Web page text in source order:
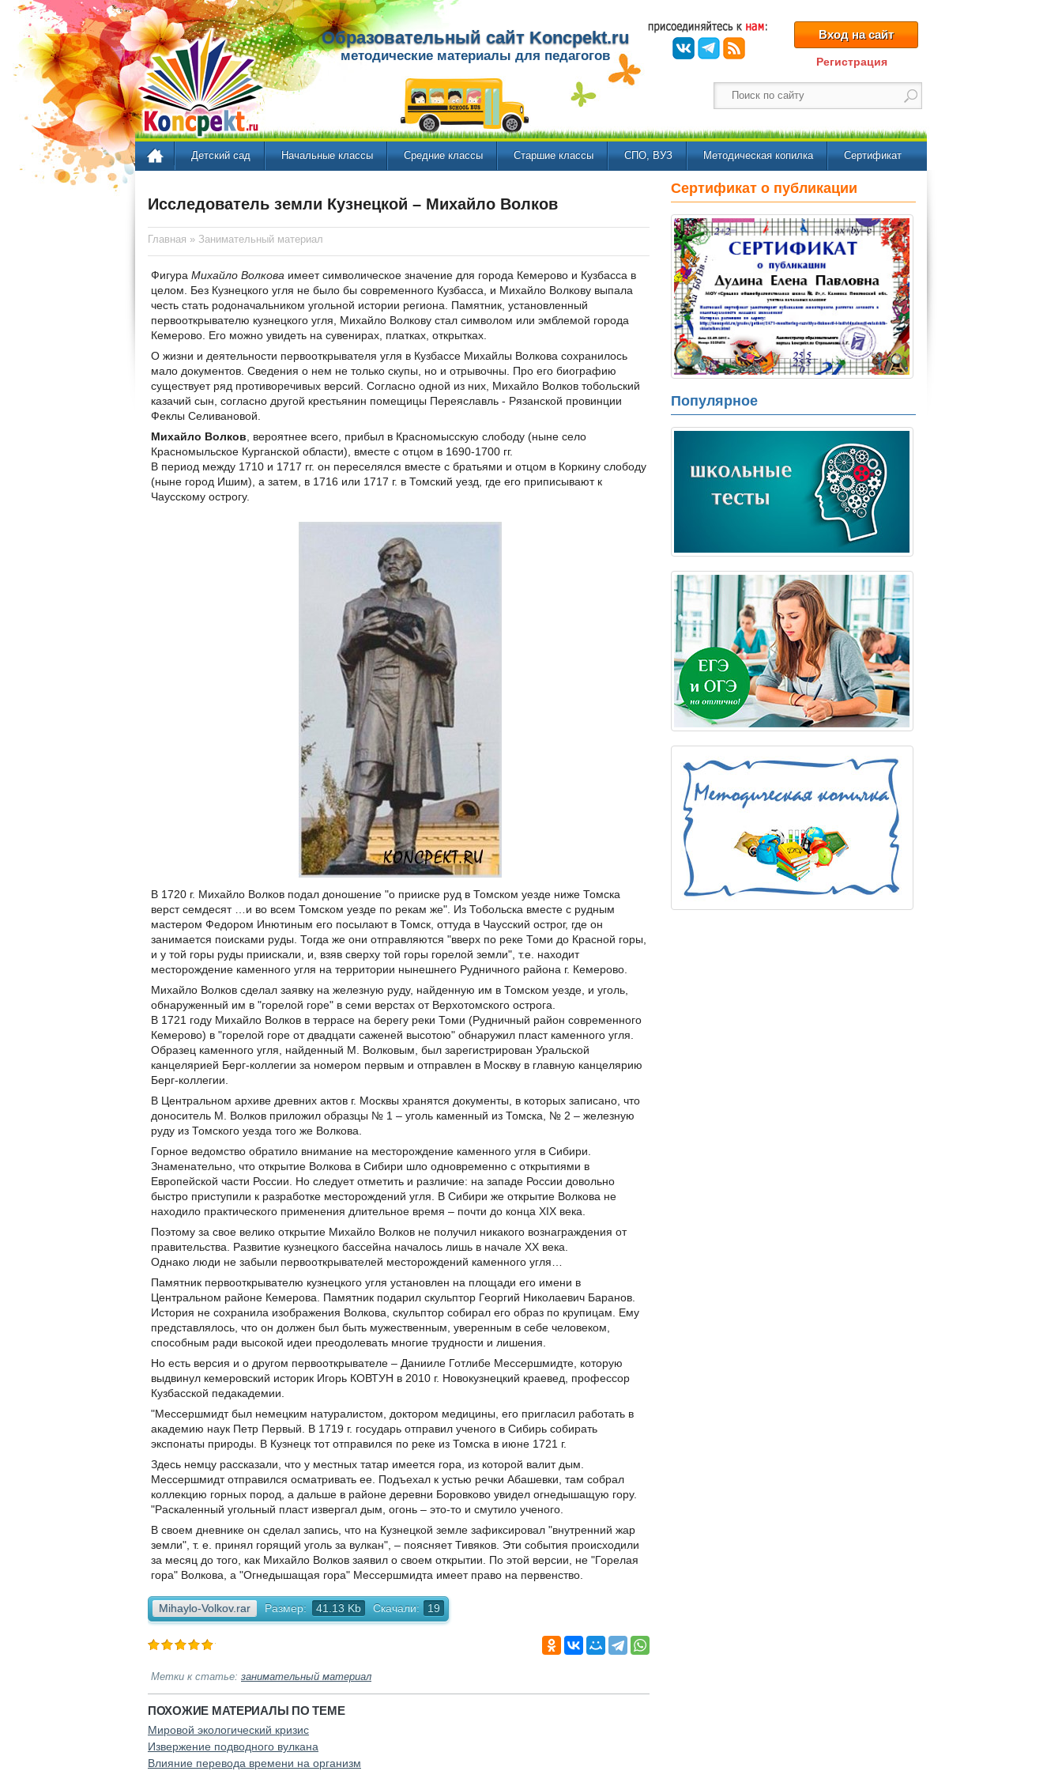
Образовательный сайт Koncpekt.ru
методические материалы для педагогов
Вход на сайт
Регистрация
Детский сад Начальные классы Средние классы Старшие классы СПО, ВУЗ Методическая копилка Сертификат
Исследователь земли Кузнецкой – Михайло Волков
Главная » Занимательный материал
Фигура Михайло Волкова имеет символическое значение для города Кемерово и Кузбасса в
целом. Без Кузнецкого угля не было бы современного Кузбасса, и Михайло Волкову выпала
честь стать родоначальником угольной истории региона. Памятник, установленный
первооткрывателю кузнецкого угля, Михайло Волкову стал символом или эмблемой города
Кемерово. Его можно увидеть на сувенирах, платках, открытках.
О жизни и деятельности первооткрывателя угля в Кузбассе Михайлы Волкова сохранилось
мало документов. Сведения о нем не только скупы, но и отрывочны. Про его биографию
существует ряд противоречивых версий. Согласно одной из них, Михайло Волков тобольский
казачий сын, согласно другой крестьянин помещицы Переяславль - Рязанской провинции
Феклы Селивановой.
Михайло Волков, вероятнее всего, прибыл в Красномысскую слободу (ныне село
Красномыльское Курганской области), вместе с отцом в 1690-1700 гг.
В период между 1710 и 1717 гг. он переселялся вместе с братьями и отцом в Коркину слободу
(ныне город Ишим), а затем, в 1716 или 1717 г. в Томский уезд, где его приписывают к
Чаусскому острогу.
В 1720 г. Михайло Волков подал доношение "о прииске руд в Томском уезде ниже Томска
верст семдесят …и во всем Томском уезде по рекам же". Из Тобольска вместе с рудным
мастером Федором Инютиным его посылают в Томск, оттуда в Чаусский острог, где он
занимается поисками руды. Тогда же они отправляются "вверх по реке Томи до Красной горы,
и у той горы руды приискали, и, взяв сверху той горы горелой земли", т.е. находит
месторождение каменного угля на территории нынешнего Рудничного района г. Кемерово.
Михайло Волков сделал заявку на железную руду, найденную им в Томском уезде, и уголь,
обнаруженный им в "горелой горе" в семи верстах от Верхотомского острога.
В 1721 году Михайло Волков в террасе на берегу реки Томи (Рудничный район современного
Кемерово) в "горелой горе от двадцати саженей высотою" обнаружил пласт каменного угля.
Образец каменного угля, найденный М. Волковым, был зарегистрирован Уральской
канцелярией Берг-коллегии за номером первым и отправлен в Москву в главную канцелярию
Берг-коллегии.
В Центральном архиве древних актов г. Москвы хранятся документы, в которых записано, что
доноситель М. Волков приложил образцы № 1 – уголь каменный из Томска, № 2 – железную
руду из Томского уезда того же Волкова.
Горное ведомство обратило внимание на месторождение каменного угля в Сибири.
Знаменательно, что открытие Волкова в Сибири шло одновременно с открытиями в
Европейской части России. Но следует отметить и различие: на западе России довольно
быстро приступили к разработке месторождений угля. В Сибири же открытие Волкова не
находило практического применения длительное время – почти до конца XIX века.
Поэтому за свое велико открытие Михайло Волков не получил никакого вознаграждения от
правительства. Развитие кузнецкого бассейна началось лишь в начале XX века.
Однако люди не забыли первооткрывателей месторождений каменного угля…
Памятник первооткрывателю кузнецкого угля установлен на площади его имени в
Центральном районе Кемерова. Памятник подарил скульптор Георгий Николаевич Баранов.
История не сохранила изображения Волкова, скульптор собирал его образ по крупицам. Ему
представлялось, что он должен был быть мужественным, уверенным в себе человеком,
способным ради высокой идеи преодолевать многие трудности и лишения.
Но есть версия и о другом первооткрывателе – Данииле Готлибе Мессершмидте, которую
выдвинул кемеровский историк Игорь КОВТУН в 2010 г. Новокузнецкий краевед, профессор
Кузбасской педакадемии.
"Мессершмидт был немецким натуралистом, доктором медицины, его пригласил работать в
академию наук Петр Первый. В 1719 г. государь отправил ученого в Сибирь собирать
экспонаты природы. В Кузнецк тот отправился по реке из Томска в июне 1721 г.
Здесь немцу рассказали, что у местных татар имеется гора, из которой валит дым.
Мессершмидт отправился осматривать ее. Подъехал к устью речки Абашевки, там собрал
коллекцию горных пород, а дальше в районе деревни Боровково увидел огнедышащую гору.
"Раскаленный угольный пласт извергал дым, огонь – это-то и смутило ученого.
В своем дневнике он сделал запись, что на Кузнецкой земле зафиксировал "внутренний жар
земли", т. е. принял горящий уголь за вулкан", – поясняет Тивяков. Эти события происходили
за месяц до того, как Михайло Волков заявил о своем открытии. По этой версии, не "Горелая
гора" Волкова, а "Огнедышащая гора" Мессершмидта имеет право на первенство.
Mihaylo-Volkov.rar Размер: 41.13 Kb Скачали: 19
Метки к статье: занимательный материал
ПОХОЖИЕ МАТЕРИАЛЫ ПО ТЕМЕ
Мировой экологический кризис
Извержение подводного вулкана
Влияние перевода времени на организм
Сертификат о публикации
Популярное